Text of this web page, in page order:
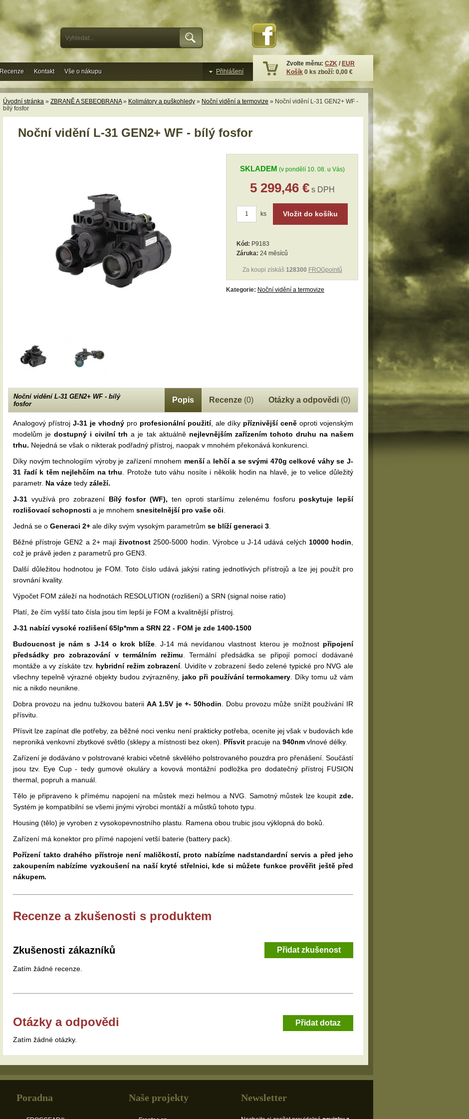
Úvodní stránka » ZBRANĚ A SEBEOBRANA» Kolimátory a puškohledy » Noční vidění a termovize » Noční vidění L-31 GEN2+ WF -
bílý fosfor
Noční vidění L-31 GEN2+ WF - bílý fosfor
SKLADEM (v pondělí 10. 08. u Vás)
5 299,46 €s DPH
ks Vložit do košíku
Kód: P9183
Záruka: 24 měsíců
Za koupi získáš 128300 FROGpointů
Kategorie: Noční vidění a termovize
Noční vidění L-31 GEN2+ WF - bílý
fosfor
Popis Recenze(0) Otázky a odpovědi(0)
Analogový přístroj J-31 je vhodný pro profesionální použití, ale díky příznivější ceně oproti vojenským
modelům jedostupný i civilní trh a je tak aktuálně nejlevnějším zařízením tohoto druhu na našem
trhu. Nejedná se však o nikterak podřadný přístroj, naopak v mnohém překonává konkurenci.
Díky novým technologiím výroby je zařízení mnohem menšía lehčí a se svými 470g celkové váhy se J-
31 řadí k těm nejlehčím na trhu . Protože tuto váhu nosíte i několik hodin na hlavě, je to velice důležitý
parametr. Na váze tedy záleží.
J-31 využívá pro zobrazení Bílý fosfor (WF), ten oproti staršímu zelenému fosforu poskytuje lepší
rozlišovací schopnosti a je mnohem snesitelnější pro vaše oči
Jedná se o Generaci 2+ ale díky svým vysokým parametrům se blíží generaci 3
Běžné přístroje GEN2 a 2+ majíživotnost 2500-5000 hodin. Výrobce u J-14 udává celých 10000 hodin
což je právě jeden z parametrů pro GEN3.
Další důležitou hodnotou je FOM. Toto číslo udává jakýsi rating jednotlivých přístrojů a lze jej použít pro
srovnání kvality.
Výpočet FOM záleží na hodnotách RESOLUTION (rozlišení) a SRN (signal noise ratio)
Platí, že čím vyšší tato čísla jsou tím lepší je FOM a kvalitnější přístroj.
J-31 nabízí vysoké rozlišení 65lp*mm a SRN 22 - FOM je zde 1400-1500
Budoucnost je nám s J-14 o krok blíže. J-14 má nevídanou vlastnost kterou je možnost připojení
předsádky pro zobrazování v termálním režimu . Termální předsádka se připojí pomocí dodávané
montáže a vy získáte tzv. hybridní režim zobrazení. Uvidíte v zobrazení šedo zelené typické pro NVG ale
všechny tepelně výrazné objekty budou zvýrazněny, jako při používání termokamery . Díky tomu už vám
nic a nikdo neunikne.
Dobra provozu na jednu tužkovou bateriiAA 1.5V je +- 50hodin . Dobu provozu může snížit používání IR
přísvitu.
Přísvit lze zapínat dle potřeby, za běžné noci venku není prakticky potřeba, oceníte jej však v budovách kde
neproniká venkovní zbytkové světlo (sklepy a místnosti bez oken). Přísvit pracuje na 940nm vlnové délky.
Zařízení je dodáváno v polstrované krabici včetně skvělého polstrovaného pouzdra pro přenášení. Součástí
jsou tzv. Eye Cup - tedy gumové okuláry a kovová montážní podložka pro dodatečný přístroj FUSION
thermal, popruh a manuál.
Tělo je připraveno k přímému napojení na můstek mezi helmou a NVG. Samotný můstek lze koupit zde.
Systém je kompatibilní se všemi jinými výrobci montáží a můstků tohoto typu.
Housing (tělo) je vyroben z vysokopevnostního plastu. Ramena obou trubic jsou výklopná do boků.
Zařízení má konektor pro přímé napojení vetší baterie (battery pack).
Pořízení takto drahého přístroje není maličkostí, proto nabízíme nadstandardní servis a před jeho
zakoupením nabízíme vyzkoušení na naší kryté střelnici, kde si můžete funkce prověřit ještě před
nákupem.
Recenze a zkušenosti s produktem
Přidat zkušenost
Zkušenosti zákazníků
Zatím žádné recenze.
Přidat dotaz
Otázky a odpovědi
Zatím žádné otázky.
Recenze Kontakt Vše o nákupu Přihlášení
Zvolte měnu: CZK / EUR
Košík 0 ks zboží: 0,00 €
Poradna Naše projekty Newsletter